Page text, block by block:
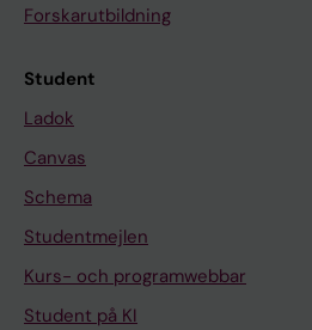
Forskarutbildning
Student
Ladok
Canvas
Schema
Studentmejlen
Kurs- och programwebbar
Student på KI